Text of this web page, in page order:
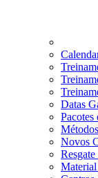
Datas
Pacotes
Novos